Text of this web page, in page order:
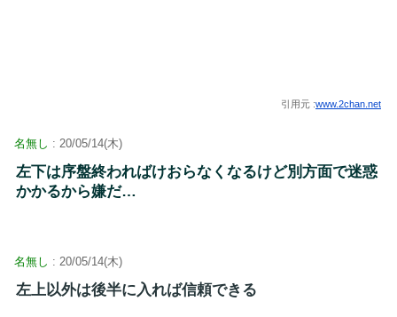
引用元 :www.2chan.net
名無し : 20/05/14(木)
左下は序盤終わればけおらなくなるけど別方面で迷惑
かかるから嫌だ…
名無し : 20/05/14(木)
左上以外は後半に入れば信頼できる